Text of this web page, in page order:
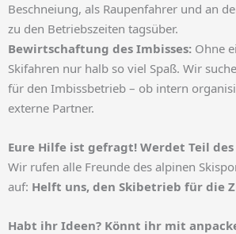
Beschneiung, als Raupenfahrer und an
zu den Betriebszeiten tagsüber.
Bewirtschaftung des Imbisses: Ohne
Skifahren nur halb so viel Spaß. Wir
für den Imbissbetrieb – ob intern
externe Partner.
Eure Hilfe ist gefragt! Werdet Teil des
Wir rufen alle Freunde des alpinen
auf: Helft uns, den Skibetrieb für die
Habt ihr Ideen? Könnt ihr mit